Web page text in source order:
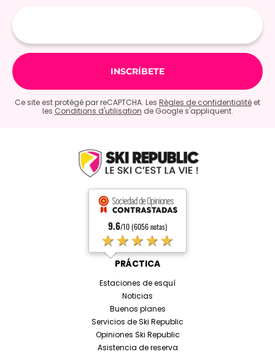
Ce site est protégé par reCAPTCHA. Les Règles de confidentialité et
les Conditions d'utilisation de Google s'appliquent.
9.6/10 (6056 notas)
★★★★★
PRÁCTICA
Estaciones de esquí
Noticias
Buenos planes
Servicios de Ski Republic
Opiniones Ski Republic
Asistencia de reserva